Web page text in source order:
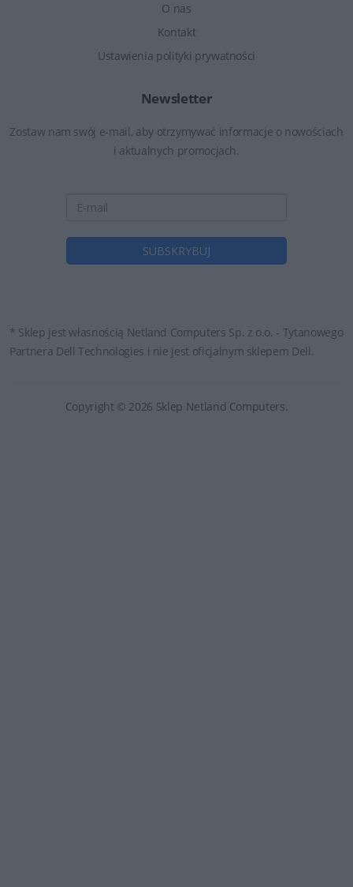
O nas
Kontakt
Ustawienia polityki prywatności
Newsletter
Zostaw nam swój e-mail, aby otrzymywać informacje o nowościach
i aktualnych promocjach.
* Sklep jest własnością Netland Computers Sp. z o.o. - Tytanowego
Partnera Dell Technologies i nie jest oficjalnym sklepem Dell.
Copyright © 2026 Sklep Netland Computers.